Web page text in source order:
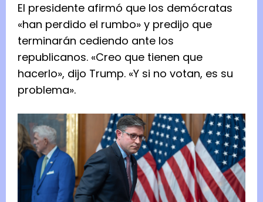
El presidente afirmó que los demócratas
«han perdido el rumbo» y predijo que
terminarán cediendo ante los
republicanos. «Creo que tienen que
hacerlo», dijo Trump. «Y si no votan, es su
problema».